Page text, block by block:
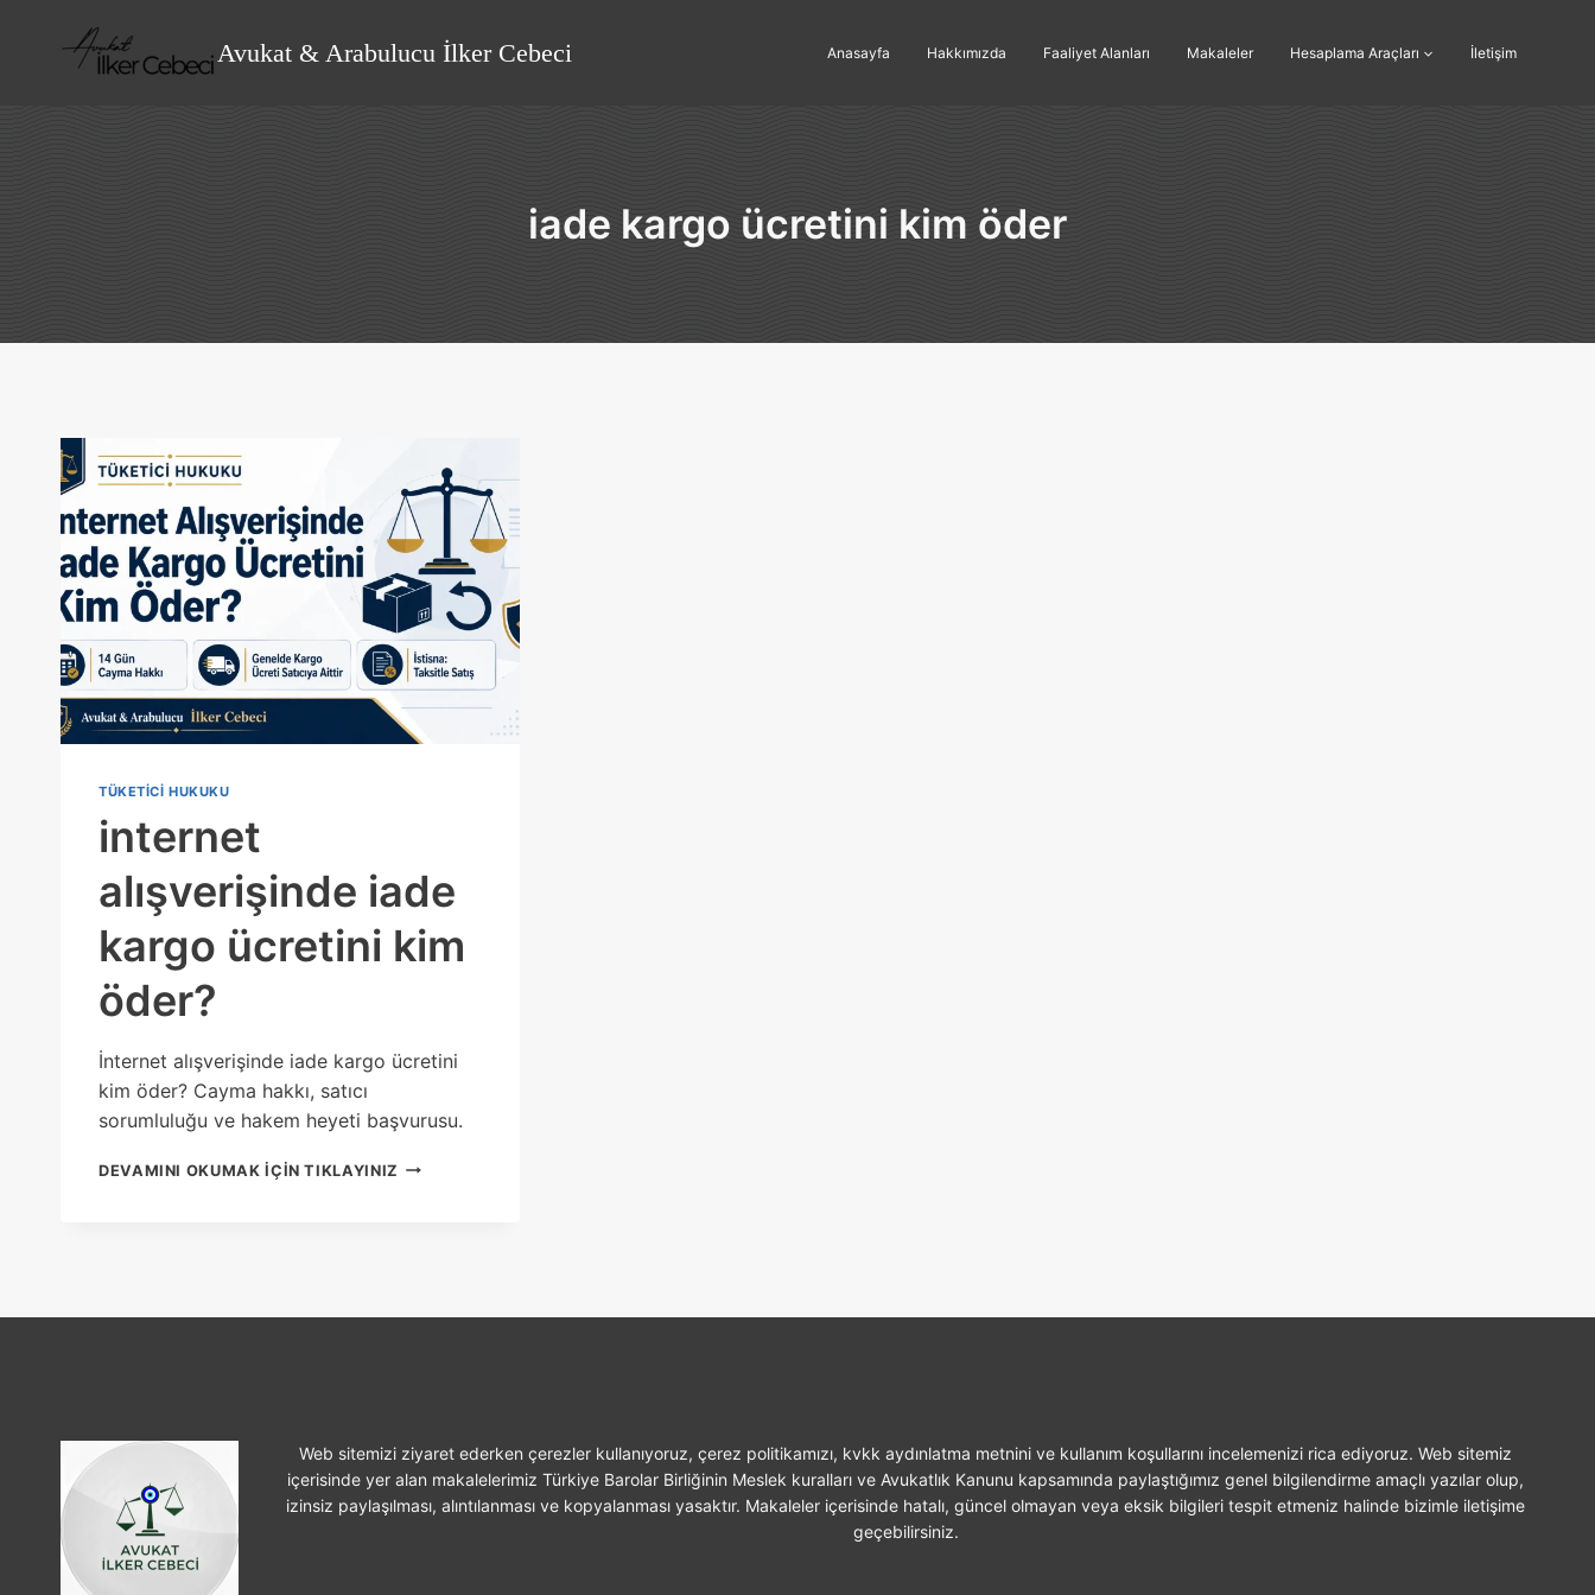
Avukat & Arabulucu İlker Cebeci Anasayfa Hakkımızda Faaliyet Alanları Makaleler Hesaplama Araçları İletişim
iade kargo ücretini kim öder
TÜKETICI HUKUKU
internet
alışverişinde iade
kargo ücretini kim
öder?
İnternet alışverişinde iade kargo ücretini
kim öder? Cayma hakkı, satıcı
sorumluluğu ve hakem heyeti başvurusu.
DEVAMINI OKUMAK IÇIN TIKLAYINIZ INTERNET
Web sitemizi ziyaret ederken çerezler kullanıyoruz, çerez politikamızı, kvkk aydınlatma metnini ve kullanım koşullarını incelemenizi rica ediyoruz. Web sitemiz
içerisinde yer alan makalelerimiz Türkiye Barolar Birliğinin Meslek kuralları ve Avukatlık Kanunu kapsamında paylaştığımız genel bilgilendirme amaçlı yazılar olup,
izinsiz paylaşılması, alıntılanması ve kopyalanması yasaktır. Makaleler içerisinde hatalı, güncel olmayan veya eksik bilgileri tespit etmeniz halinde bizimle iletişime
geçebilirsiniz.